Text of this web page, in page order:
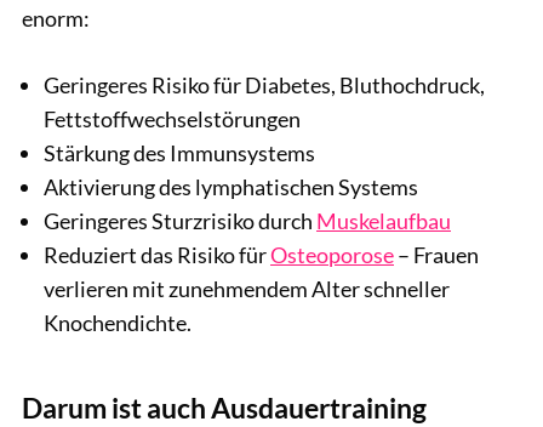
enorm:
Geringeres Risiko für Diabetes, Bluthochdruck,
Fettstoffwechselstörungen
Stärkung des Immunsystems
Aktivierung des lymphatischen Systems
Geringeres Sturzrisiko durch Muskelaufbau
Reduziert das Risiko fürOsteoporose– Frauen
verlieren mit zunehmendem Alter schneller
Knochendichte.
Darum ist auch Ausdauertraining